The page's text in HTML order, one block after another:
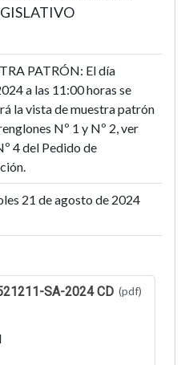
PATRÓN: El día
a las 11:00 horas se
la vista de muestra patrón
Nº 1 y Nº 2, ver
4 del Pedido de
21 de agosto de 2024
SA-2024 CD (pdf)